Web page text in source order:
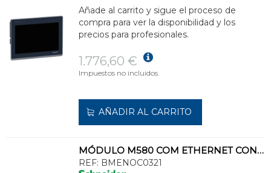
Añade al carrito y sigue el proceso de
compra para ver la disponibilidad y los
precios para profesionales.
1.776,60 €
Impuestos no incluidos.
AÑADIR AL CARRITO
MÓDULO M580 COM ETHERNET CONTROL HEAD
REF: BMENOC0321